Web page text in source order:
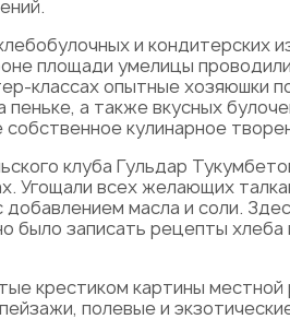
и кондитерских
площади умелицы
классах опытные хозяюшки
а также вкусных
кулинарное
клуба Гульдар
Угощали всех желающих
масла и соли.
было записать рецепты
крестиком картины
полевые и